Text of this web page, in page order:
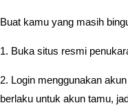
Buat kamu yang masih
1. Buka situs resmi
2. Login menggunakan
berlaku untuk akun tamu,